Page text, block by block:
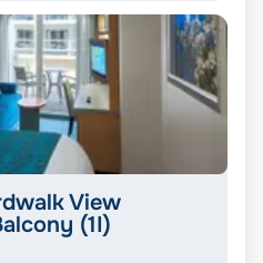
View
(1I)